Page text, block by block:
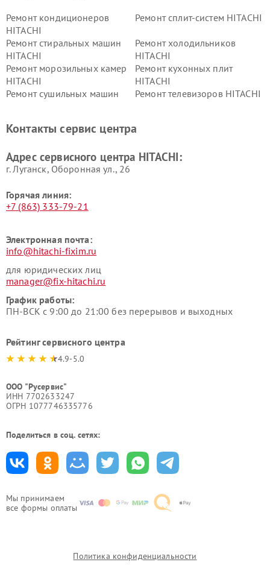
Мы принимаем
все формы оплаты
Ремонт кондиционеров
HITACHI
Ремонт сплит-систем HITACHI
Ремонт стиральных машин
HITACHI
Ремонт холодильников
HITACHI
Ремонт морозильных камер
HITACHI
Ремонт кухонных плит
HITACHI
Ремонт сушильных машин
Ремонт телевизоров HITACHI
данных HITACHI
HITACHI
HITACHI
HITACHI
Контакты сервис центра
Адрес сервисного центра HITACHI:
г. Луганск, Оборонная ул., 26
Горячая линия:
+7 (863) 333-79-21
Электронная почта:
info@hitachi-fixim.ru
для юридических лиц
manager@fix-hitachi.ru
График работы:
ПН-ВСК с 9:00 до 21:00 без перерывов и выходных
Рейтинг сервисного центра
4.9-5.0
ООО "Русервис"
ИНН 7702633247
ОГРН 1077746335776
Поделиться в соц. сетях:
Политика конфиденциальности